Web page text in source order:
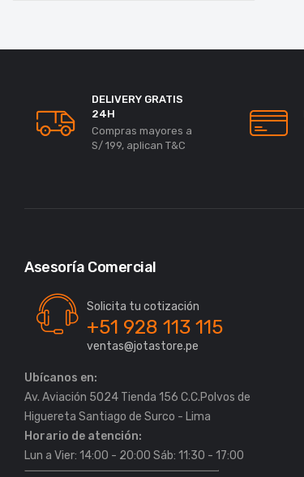
DELIVERY GRATIS
24H
Compras mayores a
S/ 199, aplican T&C
Asesoría Comercial
Solicita tu cotización
+51 928 113 115
ventas@jotastore.pe
Ubícanos en:
Av. Aviación 5024 Tienda 156 C.C.Polvos de
Horario de atención:
Lun a Vier: 14:00 - 20:00 Sáb: 11:30 - 17:00